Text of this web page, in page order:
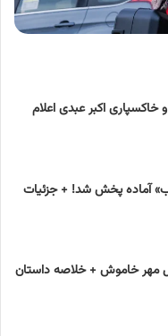
اکبر عبدی اعلام
آماده پخش شد! + جزئیات
مهر خاموش + خلاصه داستان